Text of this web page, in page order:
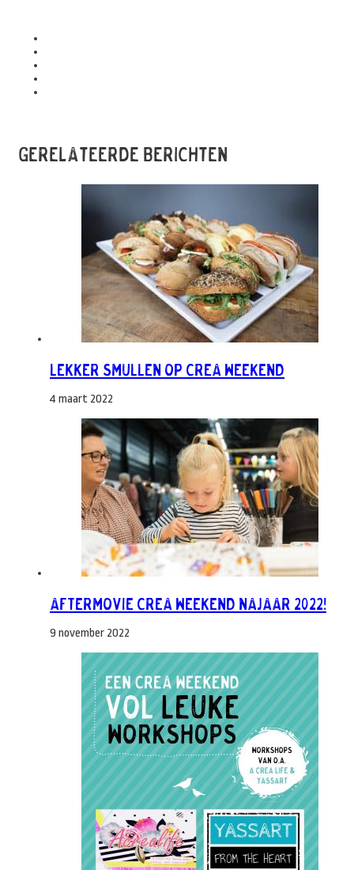
Gerelateerde berichten
Lekker smullen op Crea Weekend
4 maart 2022
Aftermovie Crea Weekend najaar 2022!
9 november 2022